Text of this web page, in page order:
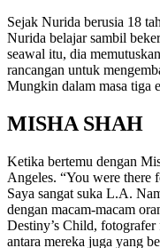
Sejak Nurida berusia 18
Nurida belajar sambil
seawal itu, dia
rancangan untuk
Mungkin dalam masa tiga
MISHA SHAH
Ketika bertemu dengan
Angeles. “You were
Saya sangat suka L.A.
dengan macam-macam
Destiny’s Child,
antara mereka juga yang